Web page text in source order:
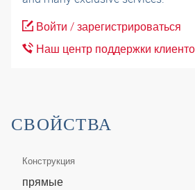
Войти / зарегистрироваться
Наш центр поддержки
СВОЙСТВА
Конструкция
прямые